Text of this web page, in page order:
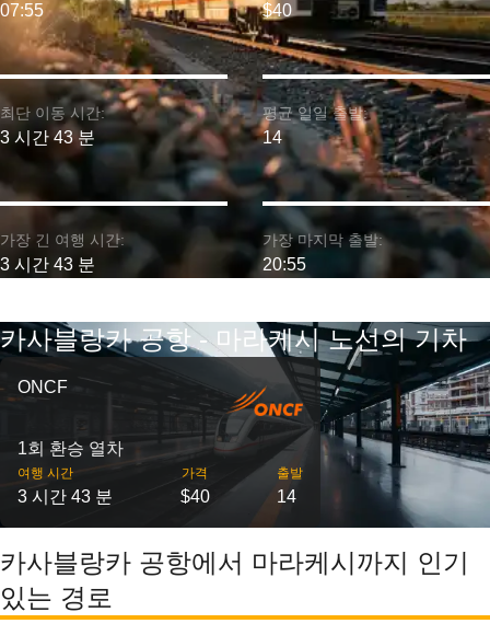
최단 이동 시간:
3 시간 43 분
07:55
가장 긴 여행 시간:
3 시간 43 분
$40
평균 일일 출발:
14
가장 마지막 출발:
20:55
카사블랑카 공항 - 마라케시 노선의 기차
ONCF
1회 환승 열차
여행 시간
3 시간 43 분
가격
$40
출발
14
카사블랑카 공항에서 마라케시까지 인기
있는 경로